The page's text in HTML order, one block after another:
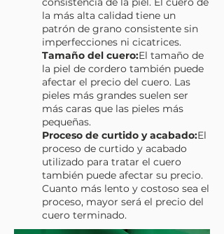
la más alta calidad tiene un
patrón de grano consistente sin
imperfecciones ni cicatrices.
Tamaño del cuero:El tamaño de
la piel de cordero también puede
afectar el precio del cuero. Las
pieles más grandes suelen ser
más caras que las pieles más
pequeñas.
Proceso de curtido y acabado:El
proceso de curtido y acabado
utilizado para tratar el cuero
también puede afectar su precio.
Cuanto más lento y costoso sea el
proceso, mayor será el precio del
cuero terminado.